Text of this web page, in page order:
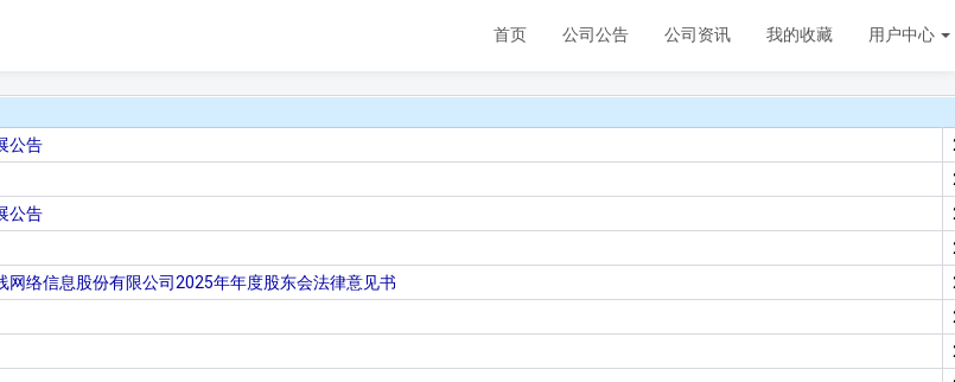
首页 公司公告 公司资讯 我的收藏 用户中心
公告
公告
络信息股份有限公司2025年年度股东会法律意见书